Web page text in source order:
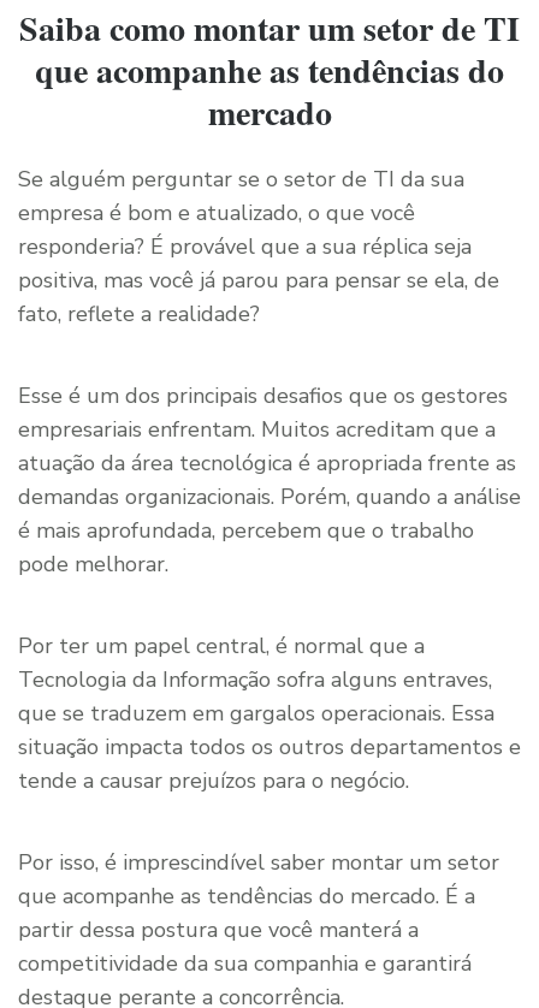
Saiba como montar um setor de TI
que acompanhe as tendências do
mercado
Se alguém perguntar se o setor de TI da sua
empresa é bom e atualizado, o que você
responderia? É provável que a sua réplica seja
positiva, mas você já parou para pensar se ela, de
fato, reflete a realidade?
Esse é um dos principais desafios que os gestores
empresariais enfrentam. Muitos acreditam que a
atuação da área tecnológica é apropriada frente as
demandas organizacionais. Porém, quando a análise
é mais aprofundada, percebem que o trabalho
pode melhorar.
Por ter um papel central, é normal que a
Tecnologia da Informação sofra alguns entraves,
que se traduzem em gargalos operacionais. Essa
situação impacta todos os outros departamentos e
tende a causar prejuízos para o negócio.
Por isso, é imprescindível saber montar um setor
que acompanhe as tendências do mercado. É a
partir dessa postura que você manterá a
competitividade da sua companhia e garantirá
destaque perante a concorrência.